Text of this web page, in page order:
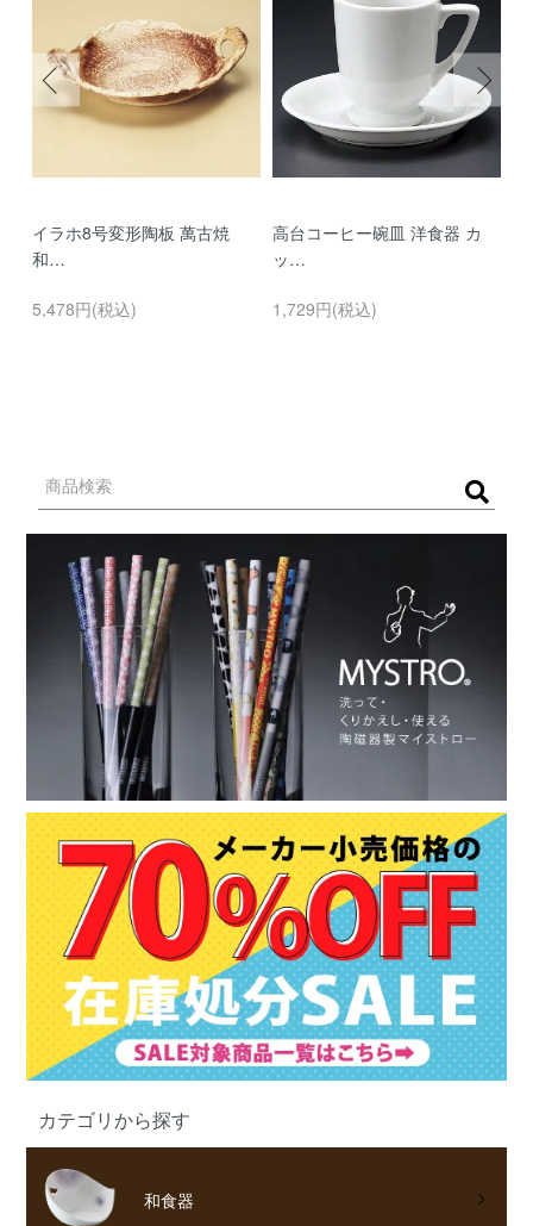
カテゴリから探す
和食器
イラホ8号変形陶板 萬古焼
和…
5,478円(税込)
高台コーヒー碗皿 洋食器 カ
ッ…
1,729円(税込)